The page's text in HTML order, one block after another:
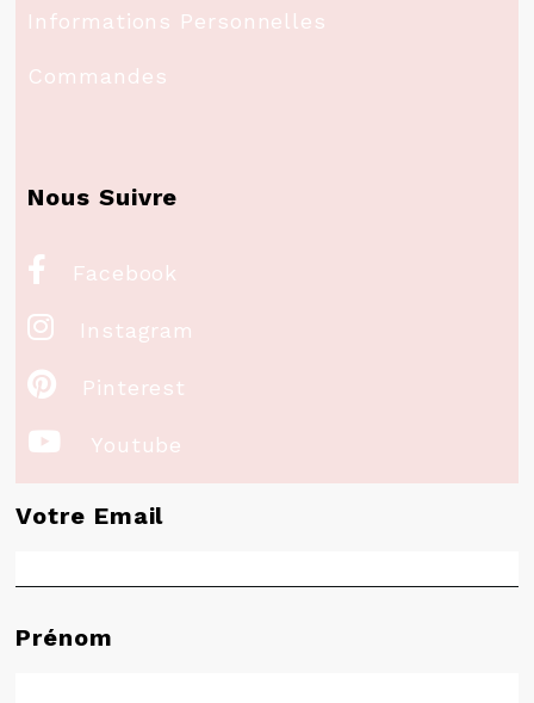
Informations Personnelles
Commandes
Nous Suivre
 Facebook
 Instagram
 Pinterest
 Youtube
Votre Email
Prénom